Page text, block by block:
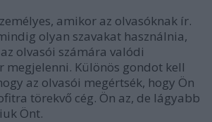
amikor az olvasóknak ír.
olyan szavakat használnia,
olvasói számára valódi
megjelenni. Különös gondot kell
az olvasói megértsék, hogy Ön
törekvő cég. Ön az, de lágyabb
Önt.